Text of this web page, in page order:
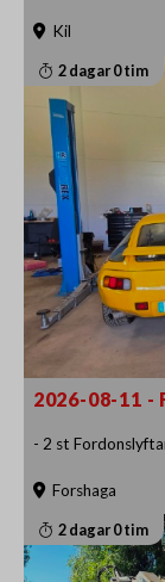
Kil
2 dagar 0 tim
2026-08-11 -
- 2 st
Forshaga
2 dagar 0 tim